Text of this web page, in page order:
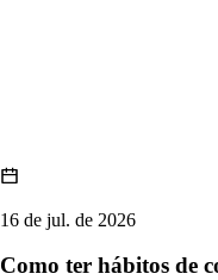
16 de jul. de 2026
Como ter hábitos de